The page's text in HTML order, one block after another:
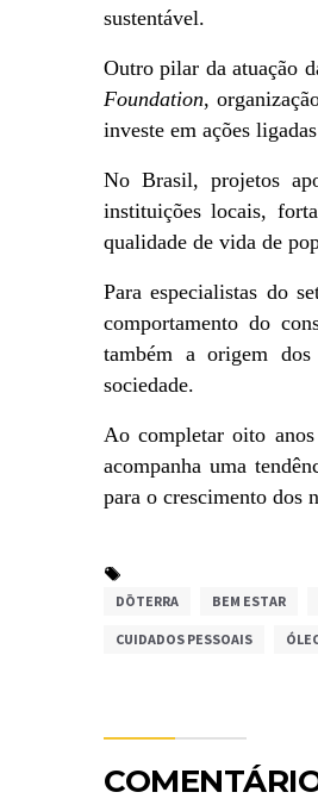
sustentável.
Outro pilar da atuação
Foundation,
investe em ações
No Brasil, projetos
instituições locais,
qualidade de vida de
Para especialistas do
comportamento do
também a origem dos
sociedade.
Ao completar oito
acompanha uma
para o crescimento dos
DŌTERRA BEM ESTAR
CUIDADOS PESSOAIS